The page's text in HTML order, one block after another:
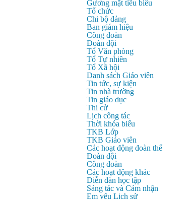
Gương mặt tiêu biểu
Tổ chức
Chi bộ đảng
Ban giám hiệu
Công đoàn
Đoàn đội
Tổ Văn phòng
Tổ Tự nhiên
Tổ Xã hội
Danh sách Giáo viên
Tin tức, sự kiện
Tin nhà trường
Tin giáo dục
Thi cử
Lịch công tác
Thời khóa biểu
TKB Lớp
TKB Giáo viên
Các hoạt động đoàn thể
Đoàn đội
Công đoàn
Các hoạt động khác
Diễn đàn học tập
Sáng tác và Cảm nhận
Em yêu Lịch sử